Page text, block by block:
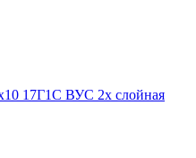
17Г1С ВУС 2х слойная